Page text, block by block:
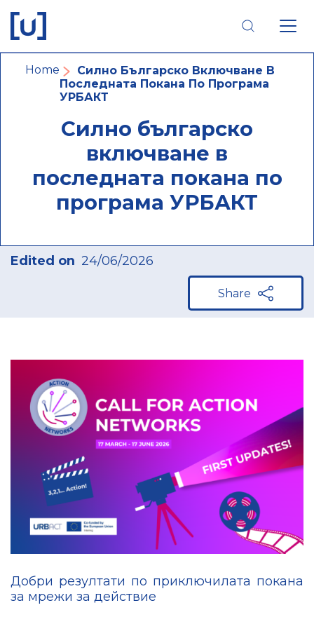
main
navigation
main
content
footer
navigation
Breadcrumb
Home
Силно Българско Включване В
Последната Покана По Програма
УРБАКТ
Силно българско
включване в
последната покана по
програма УРБАКТ
Edited on 24/06/2026
Share
Добри резултати по приключилата покана
за мрежи за действие